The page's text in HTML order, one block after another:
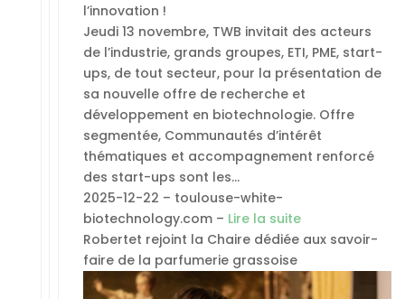
l’innovation !
Jeudi 13 novembre, TWB invitait des acteurs
de l’industrie, grands groupes, ETI, PME, start-
ups, de tout secteur, pour la présentation de
sa nouvelle offre de recherche et
développement en biotechnologie. Offre
segmentée, Communautés d’intérêt
thématiques et accompagnement renforcé
des start-ups sont les…
2025-12-22 – toulouse-white-
biotechnology.com – Lire la suite
Robertet rejoint la Chaire dédiée aux savoir-
faire de la parfumerie grassoise